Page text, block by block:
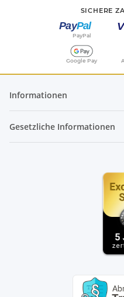
SICHERE
PayPal
Google Pay
Informationen
Gesetzliche Informationen